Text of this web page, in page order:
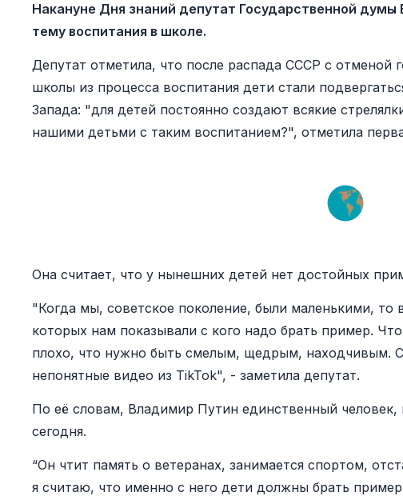
Накануне Дня знаний депутат Государственной
тему воспитания в школе.
Депутат отметила, что после распада СССР с отменой
школы из процесса воспитания дети стали
Запада: "для детей постоянно создают всякие
нашими детьми с таким воспитанием?", отметила
Она считает, что у нынешних детей нет достойных
"Когда мы, советское поколение, были маленькими,
которых нам показывали с кого надо брать пример.
плохо, что нужно быть смелым, щедрым, находчивым.
непонятные видео из TikTok", - заметила депутат.
По её словам, Владимир Путин единственный человек,
сегодня.
“Он чтит память о ветеранах, занимается спортом,
я считаю, что именно с него дети должны брать